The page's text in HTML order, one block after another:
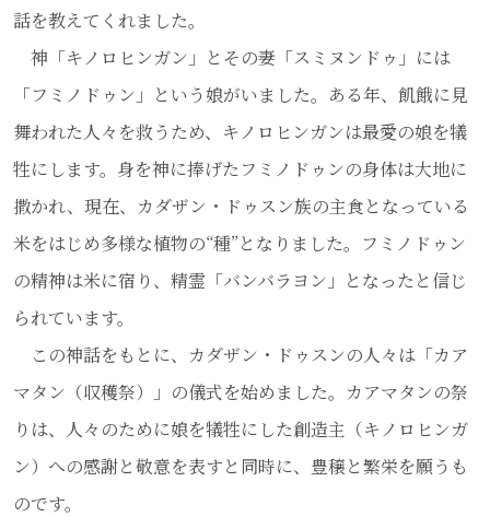
話を教えてくれました。
神「キノロヒンガン」とその妻「スミヌンドゥ」には
「フミノドゥン」という娘がいました。ある年、飢餓に見
舞われた人々を救うため、キノロヒンガンは最愛の娘を犠
牲にします。身を神に捧げたフミノドゥンの身体は大地に
撒かれ、現在、カダザン・ドゥスン族の主食となっている
米をはじめ多様な植物の“種”となりました。フミノドゥン
の精神は米に宿り、精霊「バンバラヨン」となったと信じ
られています。
この神話をもとに、カダザン・ドゥスンの人々は「カア
マタン（収穫祭）」の儀式を始めました。カアマタンの祭
りは、人々のために娘を犠牲にした創造主（キノロヒンガ
ン）への感謝と敬意を表すと同時に、豊穣と繁栄を願うも
のです。